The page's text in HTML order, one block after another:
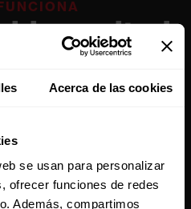
Acerca de las cookies
se usan para personalizar
ofrecer funciones de redes
Además, compartimos
mitad